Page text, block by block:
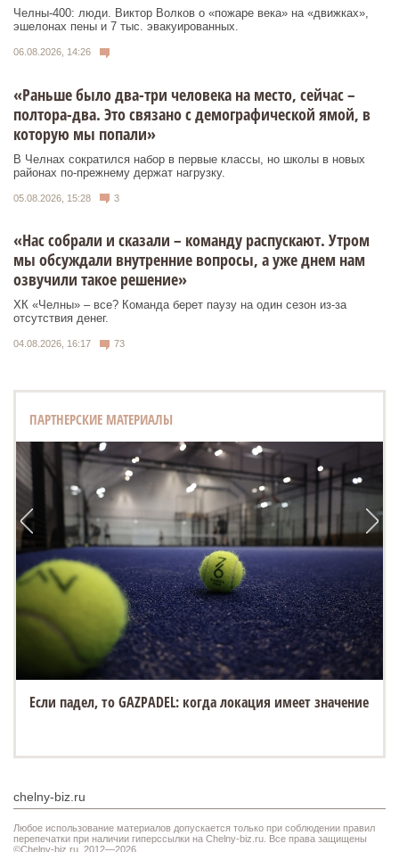
Челны-400: люди. Виктор Волков о «пожаре века» на «движках»,
эшелонах пены и 7 тыс. эвакуированных.
06.08.2026, 14:26
«Раньше было два-три человека на место, сейчас –
полтора-два. Это связано с демографической ямой, в
которую мы попали»
В Челнах сократился набор в первые классы, но школы в новых
районах по-прежнему держат нагрузку.
05.08.2026, 15:28 3
«Нас собрали и сказали – команду распускают. Утром
мы обсуждали внутренние вопросы, а уже днем нам
озвучили такое решение»
ХК «Челны» – все? Команда берет паузу на один сезон из-за
отсутствия денег.
04.08.2026, 16:17 73
ПАРТНЕРСКИЕ МАТЕРИАЛЫ
Если падел, то GAZPADEL: когда локация имеет значение
chelny-biz.ru
Любое использование материалов допускается только при соблюдении правил
перепечатки при наличии гиперссылки на Chelny-biz.ru. Все права защищены
©Chelny-biz.ru. 2012—2026.